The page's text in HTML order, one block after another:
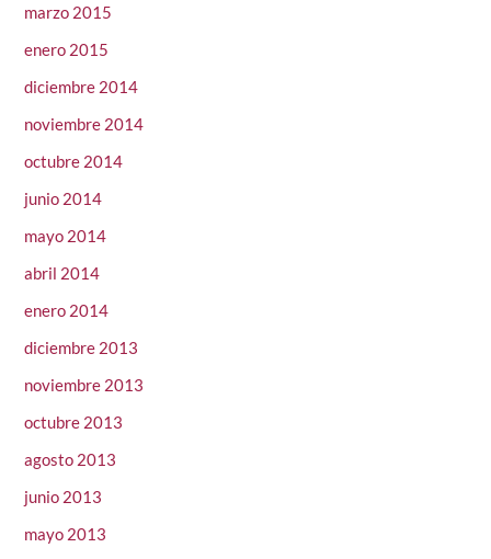
marzo 2015
enero 2015
diciembre 2014
noviembre 2014
octubre 2014
junio 2014
mayo 2014
abril 2014
enero 2014
diciembre 2013
noviembre 2013
octubre 2013
agosto 2013
junio 2013
mayo 2013